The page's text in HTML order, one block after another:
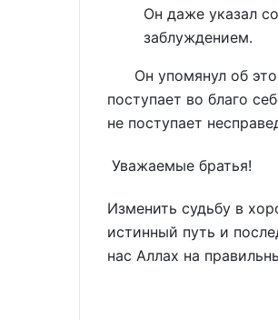
Он даже указал
заблуждением.
Он упомянул об
поступает во благо
не поступает
Уважаемые братья!
Изменить судьбу в
истинный путь и
нас Аллах на